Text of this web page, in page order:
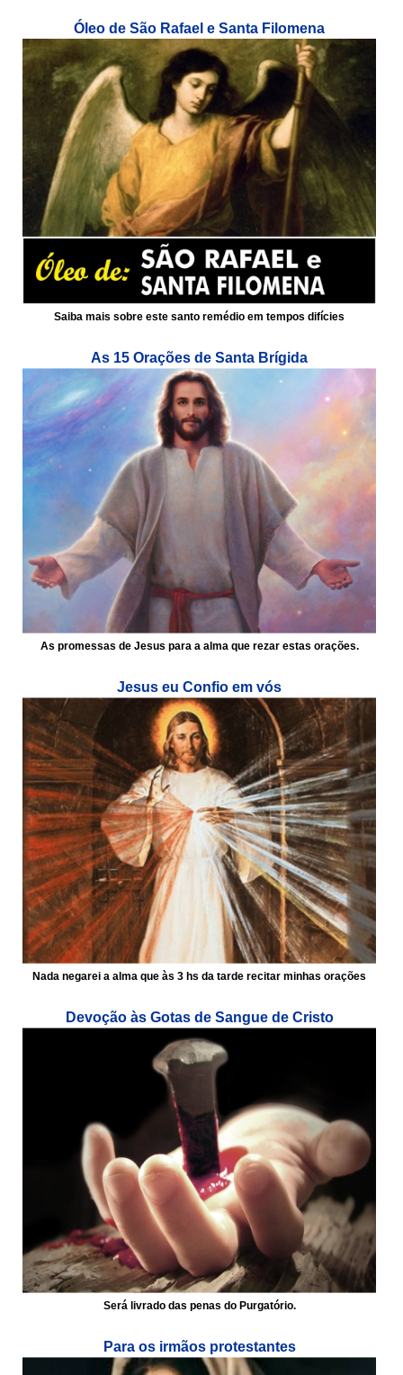
Óleo de São Rafael e Santa Filomena
Saiba mais sobre este santo remédio em tempos difícies
As 15 Orações de Santa Brígida
As promessas de Jesus para a alma que rezar estas orações.
Jesus eu Confio em vós
Nada negarei a alma que às 3 hs da tarde recitar minhas orações
Devoção às Gotas de Sangue de Cristo
Será livrado das penas do Purgatório.
Para os irmãos protestantes